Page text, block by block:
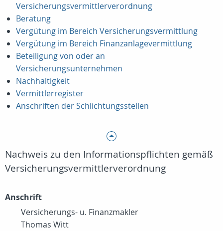
Versicherungsvermittlerverordnung
Beratung
Vergütung im Bereich Versicherungsvermittlung
Vergütung im Bereich Finanzanlagevermittlung
Beteiligung von oder an
Versicherungsunternehmen
Nachhaltigkeit
Vermittlerregister
Anschriften der Schlichtungsstellen
Nachweis zu den Informationspflichten gemäß
Versicherungsvermittlerverordnung
Anschrift
Versicherungs- u. Finanzmakler
Thomas Witt